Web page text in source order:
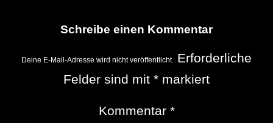
Schreibe einen Kommentar
Deine E-Mail-Adresse wird nicht veröffentlicht. Erforderliche
Felder sind mit * markiert
Kommentar *